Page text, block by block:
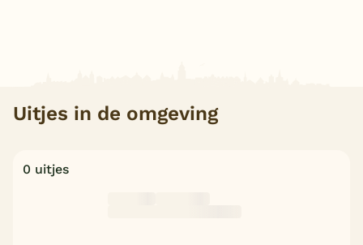
Uitjes in de omgeving
0 uitjes